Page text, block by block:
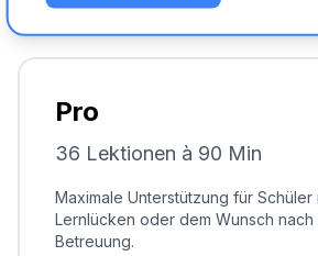
Pro
36 Lektionen à 90 Min
Maximale Unterstützung für Schüler
Lernlücken oder dem Wunsch nach
Betreuung.